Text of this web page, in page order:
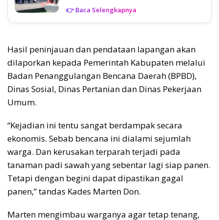
👉 Baca Selengkapnya
Hasil peninjauan dan pendataan lapangan akan
dilaporkan kepada Pemerintah Kabupaten melalui
Badan Penanggulangan Bencana Daerah (BPBD),
Dinas Sosial, Dinas Pertanian dan Dinas Pekerjaan
Umum.
“Kejadian ini tentu sangat berdampak secara
ekonomis. Sebab bencana ini dialami sejumlah
warga. Dan kerusakan terparah terjadi pada
tanaman padi sawah yang sebentar lagi siap panen.
Tetapi dengan begini dapat dipastikan gagal
panen,” tandas Kades Marten Don.
Marten mengimbau warganya agar tetap tenang,